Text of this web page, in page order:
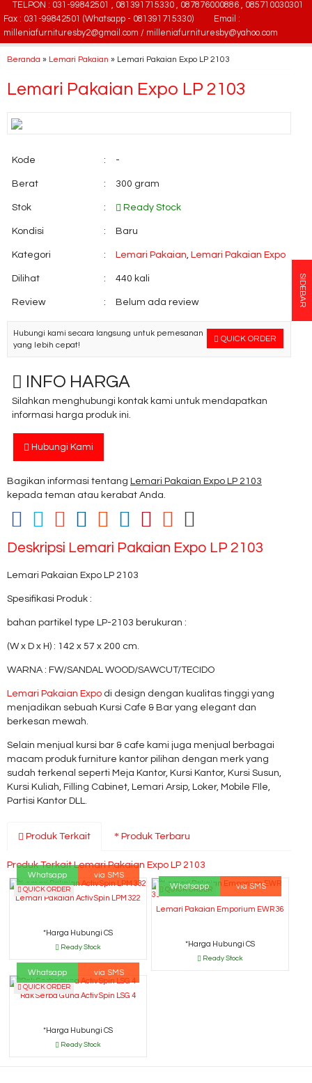
TELPON : 031-99842501 , 081391715330 , 087876000886 , 085710030301
Fax : 031-99842501 (Whatsapp - 081391715330)
Email :
milleniafurnituresby2@gmail.com / milleniafurnituresby@yahoo.com
Beranda » Lemari Pakaian » Lemari Pakaian Expo LP 2103
Lemari Pakaian Expo LP 2103
Kode : -
Berat : 300 gram
Stok : Ready Stock
Kondisi : Baru
Kategori : Lemari Pakaian, Lemari Pakaian Expo
Dilihat : 440 kali
Review : Belum ada review
QUICK ORDER
Hubungi kami secara langsung untuk pemesanan
yang lebih cepat!
INFO HARGA
Silahkan menghubungi kontak kami untuk mendapatkan
informasi harga produk ini.
Hubungi Kami
Bagikan informasi tentang Lemari Pakaian Expo LP 2103
kepada teman atau kerabat Anda.
Deskripsi Lemari Pakaian Expo LP 2103
Lemari Pakaian Expo LP 2103
Spesifikasi Produk :
bahan partikel type LP-2103 berukuran :
(W x D x H) : 142 x 57 x 200 cm.
WARNA : FW/SANDAL WOOD/SAWCUT/TECIDO
Lemari Pakaian Expo di design dengan kualitas tinggi yang
menjadikan sebuah Kursi Cafe & Bar yang elegant dan
berkesan mewah.
Selain menjual kursi bar & cafe kami juga menjual berbagai
macam produk furniture kantor pilihan dengan merk yang
sudah terkenal seperti Meja Kantor, Kursi Kantor, Kursi Susun,
Kursi Kuliah, Filling Cabinet, Lemari Arsip, Loker, Mobile FIle,
Partisi Kantor DLL.
Produk Terkait Produk Terbaru
Produk Terkait Lemari Pakaian Expo LP 2103
QUICK ORDER
Whatsapp via SMS
Lemari Pakaian Activ Spin LPM 322
*Harga Hubungi CS
Ready Stock
QUICK ORDER
Whatsapp via SMS
Lemari Pakaian Emporium EWR 36
*Harga Hubungi CS
Ready Stock
QUICK ORDER
Whatsapp via SMS
Rak Serba Guna Activ Spin LSG 4
*Harga Hubungi CS
Ready Stock
SIDEBAR